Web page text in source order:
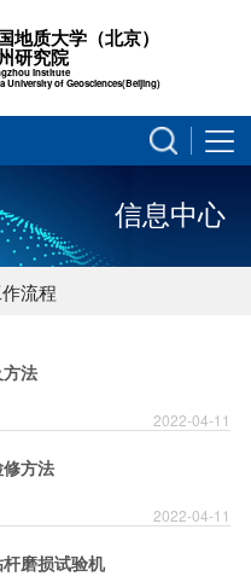
地质大学（北京）
研究院
Institute
University of Geosciences(Beijing)
信息中心
流程
法
2022-04-11
方法
2022-04-11
磨损试验机